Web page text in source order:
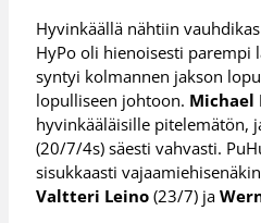
Hyvinkäällä nähtiin
HyPo oli hienoisesti parempi
syntyi kolmannen jakson
lopulliseen johtoon. Michael
hyvinkääläisille pitelemätön,
(20/7/4s) säesti vahvasti.
sisukkaasti
Valtteri Leino (23/7) ja